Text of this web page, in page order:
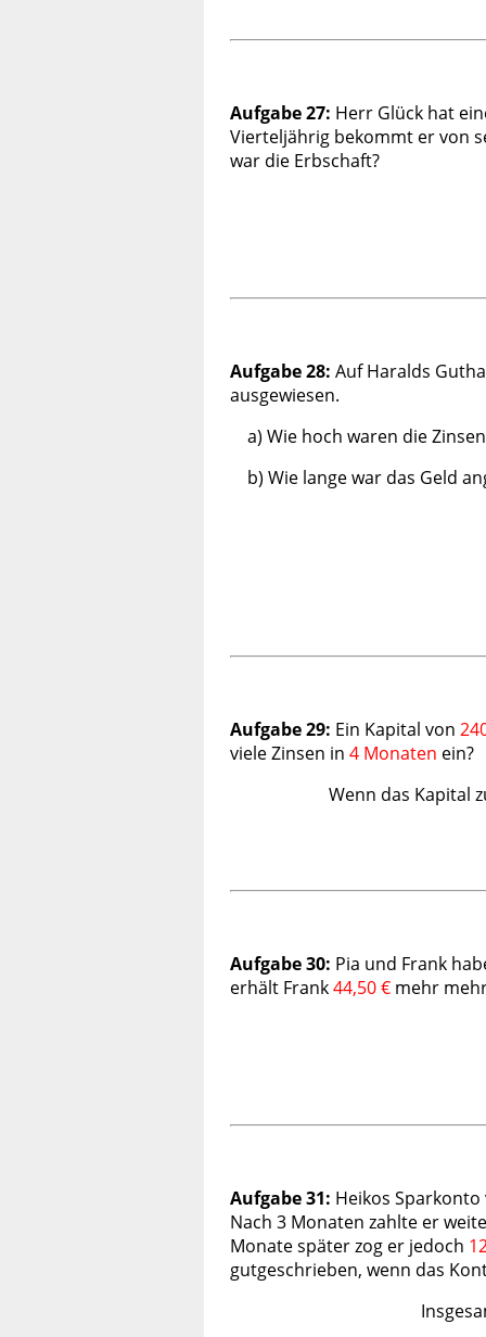
Aufgabe 27: Herr Glück hat
Vierteljährig bekommt er von
war die Erbschaft?
Aufgabe 28: Auf Haralds
ausgewiesen.
a) Wie hoch waren die
b) Wie lange war das Geld
Aufgabe 29: Ein Kapital von
viele Zinsen in 4 Monaten ein?
Wenn das Kapital
Aufgabe 30: Pia und Frank
erhält Frank44,50 € mehr
Aufgabe 31: Heikos
Nach 3 Monaten zahlte er
Monate später zog er jedoch
gutgeschrieben, wenn das